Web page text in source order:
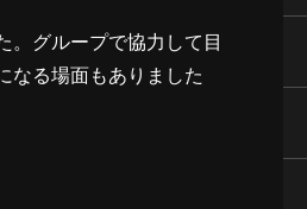
。グループで協力して目
なる場面もありました